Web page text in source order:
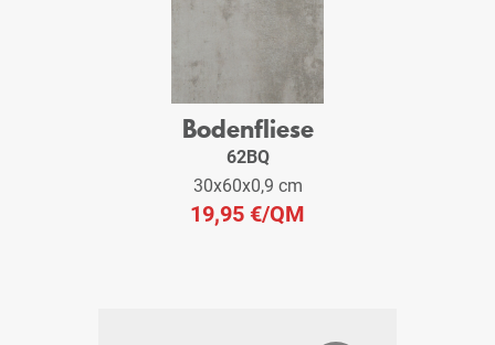
Bodenfliese
62BQ
30x60x0,9 cm
19,95 €/QM